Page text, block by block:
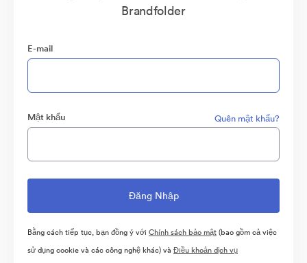
Brandfolder
E-mail
Mật khẩu Quên mật khẩu?
Bằng cách tiếp tục, bạn đồng ý với Chính sách bảo mật(bao gồm cả việc
sử dụng cookie và các công nghệ khác) và Điều khoản dịch vụ